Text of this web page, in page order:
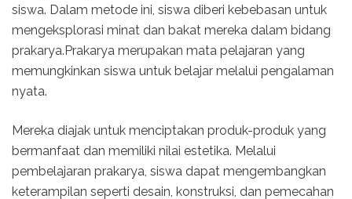
siswa. Dalam metode ini, siswa diberi kebebasan untuk
mengeksplorasi minat dan bakat mereka dalam bidang
prakarya.Prakarya merupakan mata pelajaran yang
memungkinkan siswa untuk belajar melalui pengalaman
nyata.
Mereka diajak untuk menciptakan produk-produk yang
bermanfaat dan memiliki nilai estetika. Melalui
pembelajaran prakarya, siswa dapat mengembangkan
keterampilan seperti desain, konstruksi, dan pemecahan